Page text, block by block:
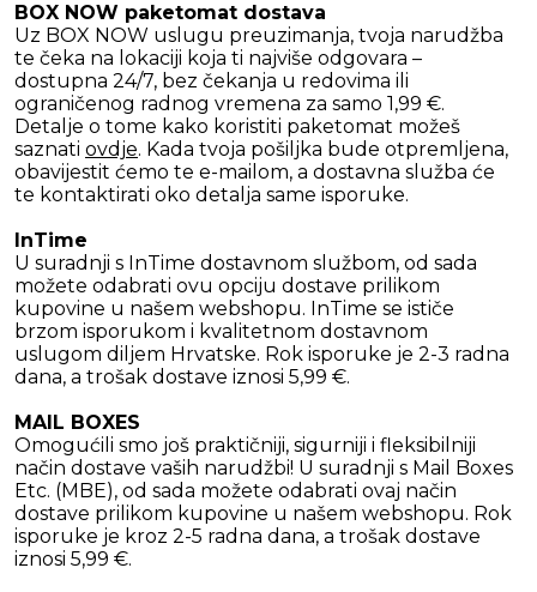
BOX NOW paketomat dostava
Uz BOX NOW uslugu preuzimanja, tvoja narudžba
te čeka na lokaciji koja ti najviše odgovara –
dostupna 24/7, bez čekanja u redovima ili
ograničenog radnog vremena za samo 1,99 €.
Detalje o tome kako koristiti paketomat možeš
saznati ovdje. Kada tvoja pošiljka bude otpremljena,
obavijestit ćemo te e-mailom, a dostavna služba će
te kontaktirati oko detalja same isporuke.
InTime
U suradnji s InTime dostavnom službom, od sada
možete odabrati ovu opciju dostave prilikom
kupovine u našem webshopu. InTime se ističe
brzom isporukom i kvalitetnom dostavnom
uslugom diljem Hrvatske. Rok isporuke je 2-3 radna
dana, a trošak dostave iznosi 5,99 €.
MAIL BOXES
Omogućili smo još praktičniji, sigurniji i fleksibilniji
način dostave vaših narudžbi! U suradnji s Mail Boxes
Etc. (MBE), od sada možete odabrati ovaj način
dostave prilikom kupovine u našem webshopu. Rok
isporuke je kroz 2-5 radna dana, a trošak dostave
iznosi 5,99 €.